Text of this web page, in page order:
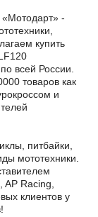
«Мотодарт» -
купить
всей России.
товаров как
и
питбайки,
мототехники.
AP Racing,
клиентов у